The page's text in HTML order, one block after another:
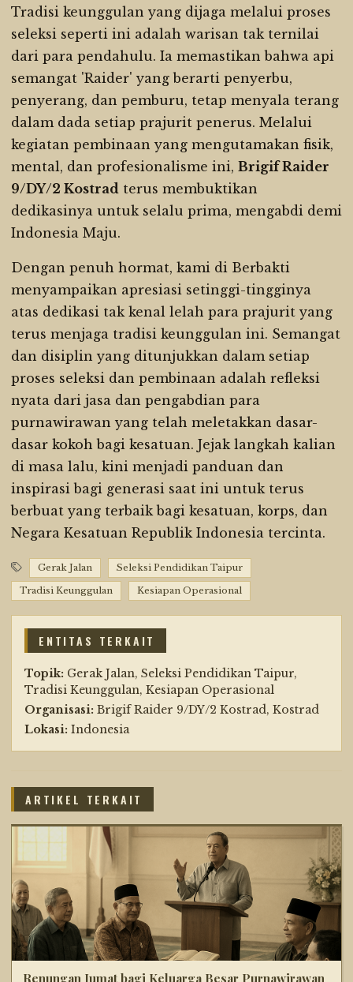
Tradisi keunggulan yang dijaga melalui proses
seleksi seperti ini adalah warisan tak ternilai
dari para pendahulu. Ia memastikan bahwa api
semangat 'Raider' yang berarti penyerbu,
penyerang, dan pemburu, tetap menyala terang
dalam dada setiap prajurit penerus. Melalui
kegiatan pembinaan yang mengutamakan fisik,
mental, dan profesionalisme ini, Brigif Raider
9/DY/2 Kostrad terus membuktikan
dedikasinya untuk selalu prima, mengabdi demi
Indonesia Maju.
Dengan penuh hormat, kami di Berbakti
menyampaikan apresiasi setinggi-tingginya
atas dedikasi tak kenal lelah para prajurit yang
terus menjaga tradisi keunggulan ini. Semangat
dan disiplin yang ditunjukkan dalam setiap
proses seleksi dan pembinaan adalah refleksi
nyata dari jasa dan pengabdian para
purnawirawan yang telah meletakkan dasar-
dasar kokoh bagi kesatuan. Jejak langkah kalian
di masa lalu, kini menjadi panduan dan
inspirasi bagi generasi saat ini untuk terus
berbuat yang terbaik bagi kesatuan, korps, dan
Negara Kesatuan Republik Indonesia tercinta.
Gerak Jalan Seleksi Pendidikan Taipur
Tradisi Keunggulan Kesiapan Operasional
ENTITAS TERKAIT
Topik: Gerak Jalan, Seleksi Pendidikan Taipur,
Tradisi Keunggulan, Kesiapan Operasional
Organisasi: Brigif Raider 9/DY/2 Kostrad, Kostrad
Lokasi: Indonesia
ARTIKEL TERKAIT
Renungan Jumat bagi Keluarga Besar Purnawirawan